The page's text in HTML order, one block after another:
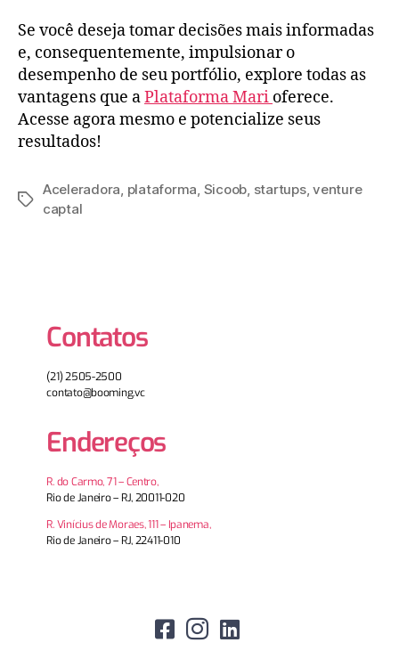
Se você deseja tomar decisões mais informadas
e, consequentemente, impulsionar o
desempenho de seu portfólio, explore todas as
vantagens que aPlataforma Mari oferece.
Acesse agora mesmo e potencialize seus
resultados!
Aceleradora, plataforma, Sicoob, startups,venture
captal
Contatos
(21) 2505-2500
contato@booming.vc
Endereços
R. do Carmo, 71 – Centro,
Rio de Janeiro – RJ, 20011-020
R. Vinícius de Moraes, 111 – Ipanema,
Rio de Janeiro – RJ, 22411-010